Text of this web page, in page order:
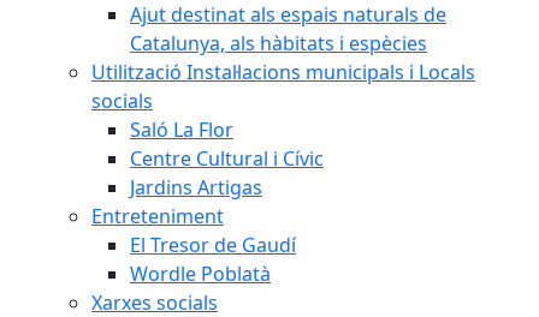
Ajut destinat als espais naturals de
Catalunya, als hàbitats i espècies
Utilització Instal·lacions municipals i Locals
socials
Saló La Flor
Centre Cultural i Cívic
Jardins Artigas
Entreteniment
El Tresor de Gaudí
Wordle Poblatà
Xarxes socials